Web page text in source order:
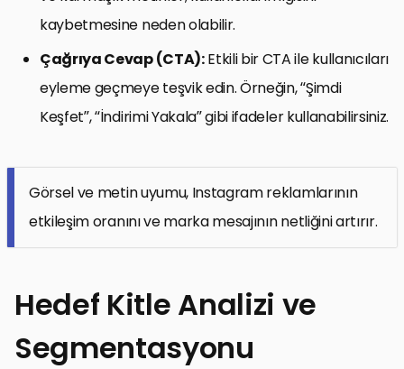
kaybetmesine neden olabilir.
Çağrıya Cevap (CTA):Etkili bir CTA ile kullanıcıları
eyleme geçmeye teşvik edin. Örneğin, “Şimdi
Keşfet”, “İndirimi Yakala” gibi ifadeler kullanabilirsiniz.
Görsel ve metin uyumu, Instagram reklamlarının
etkileşim oranını ve marka mesajının netliğini artırır.
Hedef Kitle Analizi ve
Segmentasyonu